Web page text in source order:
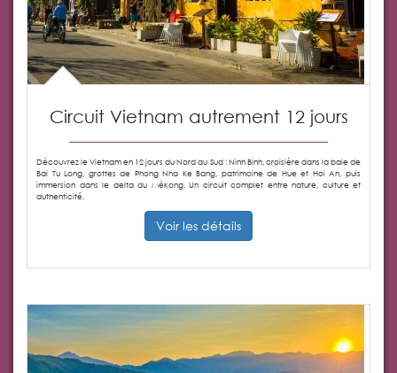
Circuit Vietnam autrement 12 jours
Découvrez le Vietnam en 12 jours du Nord au Sud : Ninh Binh, croisière dans la baie de
Bai Tu Long, grottes de Phong Nha Ke Bang, patrimoine de Hue et Hoi An, puis
immersion dans le delta du Mékong. Un circuit complet entre nature, culture et
authenticité.
Voir les détails